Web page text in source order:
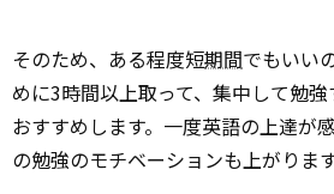
そのため、ある程度短期間でもいい
めに3時間以上取って、集中して勉
おすすめします。一度英語の上達が
の勉強のモチベーションも上がりま